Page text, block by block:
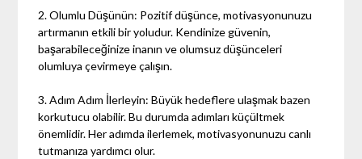
2. Olumlu Düşünün: Pozitif düşünce, motivasyonunuzu
artırmanın etkili bir yoludur. Kendinize güvenin,
başarabileceğinize inanın ve olumsuz düşünceleri
olumluya çevirmeye çalışın.
3. Adım Adım İlerleyin: Büyük hedeflere ulaşmak bazen
korkutucu olabilir. Bu durumda adımları küçültmek
önemlidir. Her adımda ilerlemek, motivasyonunuzu canlı
tutmanıza yardımcı olur.